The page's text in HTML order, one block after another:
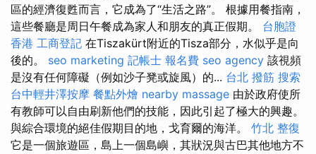
區的經濟復甦而言，它成為了“生活之路”。 根據用餐指南，
這些餐廳是周日午餐成為家人和朋友的真正假期。 台胞證
香港 工商登記 在Tiszakürt附近的Tisza部分，水似乎是向
後的。 seo marketing 記帳士 報名費 seo agency 該視頻
是沒有任何障礙（例如沙子凳或旋風）的... 台北 撥筋 搜索
台中輕井澤按摩 餐點外燴 nearby massage 由於政府使所
有教師可以自由刷新他們的技能，因此引起了極大的興趣。
與綜合環境的絕佳假期目的地，戈育爾的海洋。 竹北 整復
它是一個旅遊區，島上一個島嶼，其狀況與古巴其他地方不